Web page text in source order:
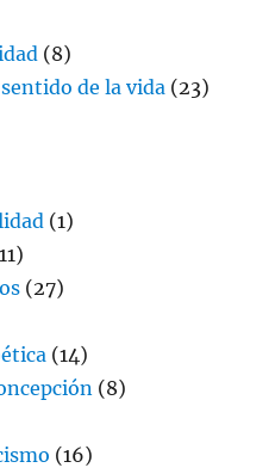
(8)
de la vida (23)
(1)
(27)
(14)
(8)
(16)